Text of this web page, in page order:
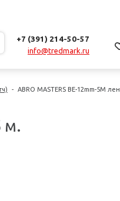
+7 (391) 214-50-57
info@tredmark.ru
- ABRO MASTERS BE-12mm-5M
м.